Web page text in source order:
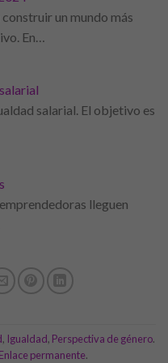
un mundo más
En…
salarial. El objetivo es
lleguen
, Igualdad, Perspectiva de género.
Enlace permanente.